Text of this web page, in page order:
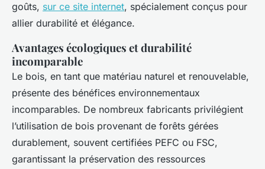
goûts, sur ce site internet, spécialement conçus pour
allier durabilité et élégance.
Avantages écologiques et durabilité
incomparable
Le bois, en tant que matériau naturel et renouvelable,
présente des bénéfices environnementaux
incomparables. De nombreux fabricants privilégient
l’utilisation de bois provenant de forêts gérées
durablement, souvent certifiées PEFC ou FSC,
garantissant la préservation des ressources